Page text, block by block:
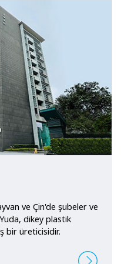
ve Çin'de şubeler ve
dikey plastik
bir üreticisidir.